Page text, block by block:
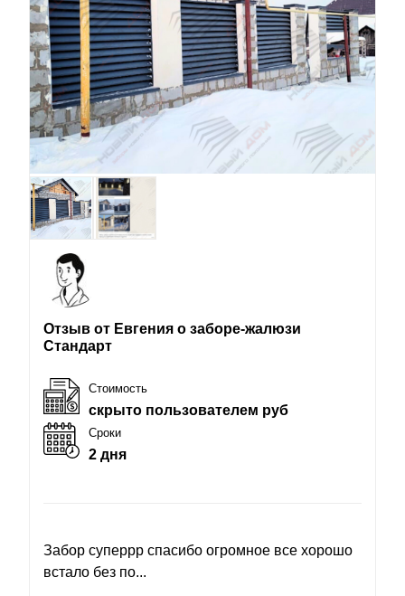
Отзыв от Евгения о заборе-жалюзи
Стандарт
Стоимость
скрыто пользователем руб
Сроки
2 дня
Забор суперрр спасибо огромное все хорошо
встало без по...